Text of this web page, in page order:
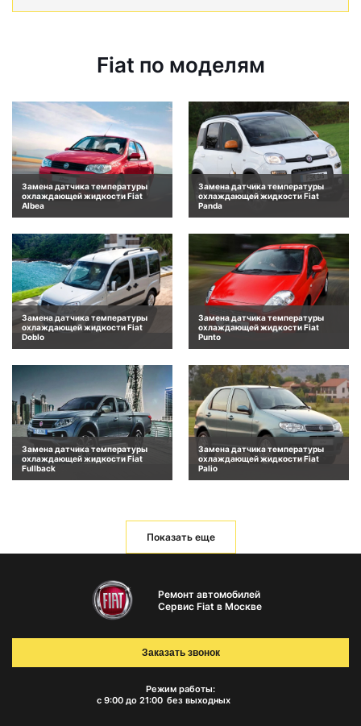
Fiat по моделям
Замена датчика температуры
охлаждающей жидкости Fiat
Albea
Замена датчика температуры
охлаждающей жидкости Fiat
Panda
Замена датчика температуры
охлаждающей жидкости Fiat
Doblo
Замена датчика температуры
охлаждающей жидкости Fiat
Punto
Замена датчика температуры
охлаждающей жидкости Fiat
Fullback
Замена датчика температуры
охлаждающей жидкости Fiat
Palio
Показать еще
Ремонт автомобилей
Сервис Fiat в Москве
Режим работы:
с 9:00 до 21:00 без выходных
Заказать звонок